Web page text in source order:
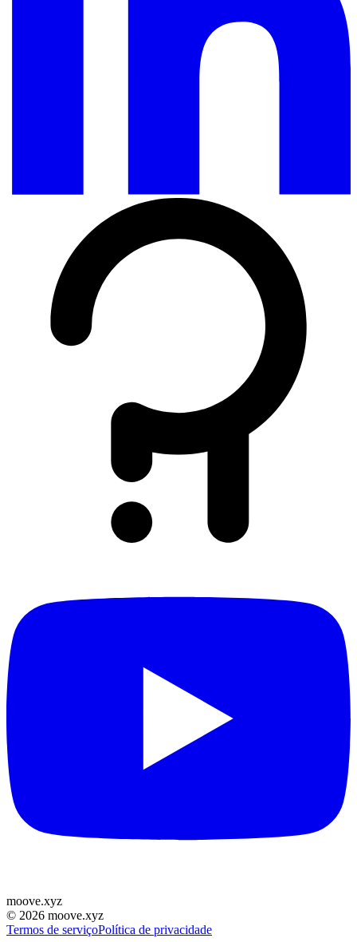
moove.xyz
© 2026 moove.xyz
Termos de serviçoPolítica de privacidade